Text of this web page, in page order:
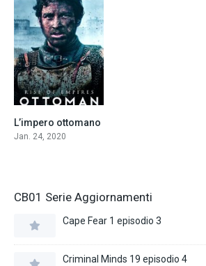
7.1
L’impero ottomano
Jan. 24, 2020
CB01 Serie Aggiornamenti
Cape Fear 1 episodio 3
Criminal Minds 19 episodio 4